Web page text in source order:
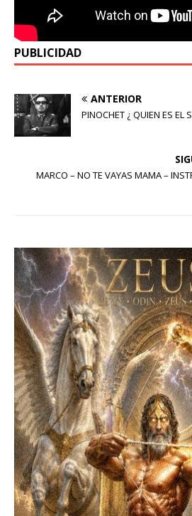
PUBLICIDAD
ANTERIOR
PINOCHET ¿ QUIEN ES EL
MARCO – NO TE VAYAS MAMA –